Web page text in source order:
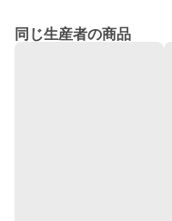
同じ生産者の商品